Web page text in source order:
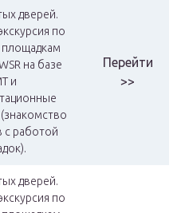
дверей.
по
на базе
и
с работой
Перейти
>>
дверей.
по